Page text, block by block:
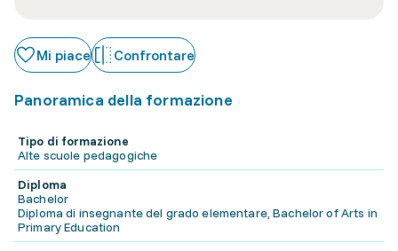
Mi piace Confrontare
Panoramica della formazione
Tipo di formazione
Alte scuole pedagogiche
Diploma
Bachelor
Diploma di insegnante del grado elementare, Bachelor of Arts in
Primary Education